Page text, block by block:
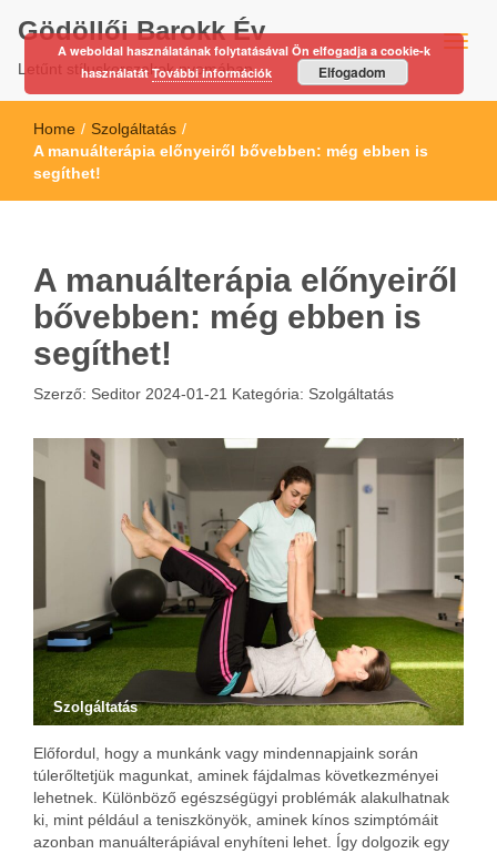
Gödöllői Barokk Év
Letűnt stíluskorszakok nyomában…
Home / Szolgáltatás /
A manuálterápia előnyeiről bővebben: még ebben is
segíthet!
A manuálterápia előnyeiről
bővebben: még ebben is
segíthet!
Szerző: Seditor 2024-01-21 Kategória: Szolgáltatás
Szolgáltatás
Előfordul, hogy a munkánk vagy mindennapjaink során
túlerőltetjük magunkat, aminek fájdalmas következményei
lehetnek. Különböző egészségügyi problémák alakulhatnak
ki, mint például a teniszkönyök, aminek kínos szimptómáit
azonban manuálterápiával enyhíteni lehet. Így dolgozik egy
A weboldal használatának folytatásával Ön elfogadja a cookie-k
használatátTovábbi információk Elfogadom